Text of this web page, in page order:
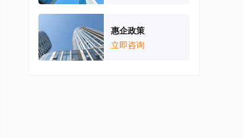
惠企政策
立即咨询